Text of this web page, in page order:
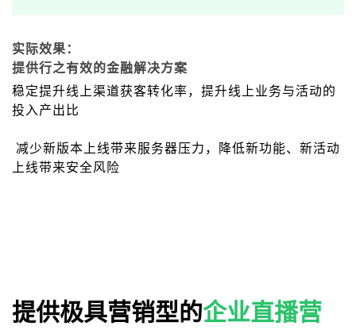
实际效果：
提供行之有效的金融解决方案
稳定提升线上渠道获客转化率，提升线上业务与活动的
投入产出比
减少新版本上线带来服务器压力，降低新功能、新活动
上线带来安全风险
提供极具营销型的企业直播营